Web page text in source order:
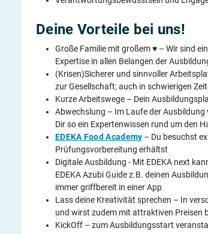
Deine Vorteile bei uns!
Große Familie mit großem ♥ – Wir sind
Expertise in allen Belangen der
(Krisen)Sicherer und sinnvoller
zur Gesellschaft; auch in schwierigen
Kurze Arbeitswege – Dein
Abwechslung – Im Laufe der
Dir so ein Expertenwissen rund um den
EDEKA Food Academy – Du besuchst
Prüfungsvorbereitung erhältst
Digitale Ausbildung - Mit EDEKA next
EDEKA Azubi Guide z.B. deinen
immer griffbereit in einer App
Lass deine Kreativität sprechen – In
und wirst zudem mit attraktiven Preisen
KickOff – zum Ausbildungsstart